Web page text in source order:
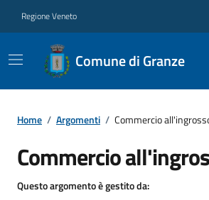
Regione Veneto
Comune di Granze
Home / Argomenti / Commercio
Commercio
Questo argomento è gestito da: